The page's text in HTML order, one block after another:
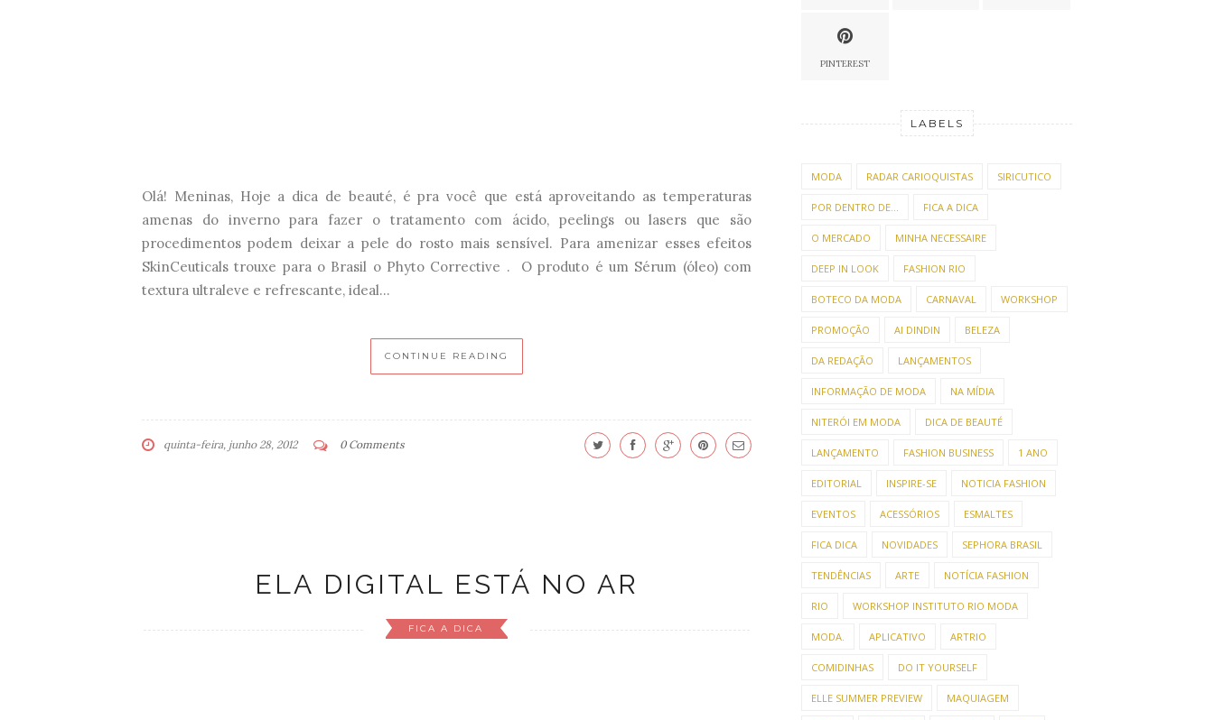
Olá! Meninas, Hoje a dica de beauté, é pra você que está aproveitando as temperaturas
amenas do inverno para fazer o tratamento com ácido, peelings ou lasers que são
procedimentos podem deixar a pele do rosto mais sensível. Para amenizar esses efeitos
SkinCeuticals trouxe para o Brasil o Phyto Corrective . O produto é um Sérum (óleo) com
textura ultraleve e refrescante, ideal...
CONTINUE READING
quinta-feira, junho 28, 2012 0 Comments
ELA DIGITAL ESTÁ NO AR
FICA A DICA
PINTEREST
LABELS
MODA RADAR CARIOQUISTAS SIRICUTICO
POR DENTRO DE... FICA A DICA
O MERCADO MINHA NECESSAIRE
DEEP IN LOOK FASHION RIO
BOTECO DA MODA CARNAVAL WORKSHOP
PROMOÇÃO AI DINDIN BELEZA
DA REDAÇÃO LANÇAMENTOS
INFORMAÇÃO DE MODA NA MÍDIA
NITERÓI EM MODA DICA DE BEAUTÉ
LANÇAMENTO FASHION BUSINESS 1 ANO
EDITORIAL INSPIRE-SE NOTICIA FASHION
EVENTOS ACESSÓRIOS ESMALTES
FICA DICA NOVIDADES SEPHORA BRASIL
TENDÊNCIAS ARTE NOTÍCIA FASHION
RIO WORKSHOP INSTITUTO RIO MODA
MODA. APLICATIVO ARTRIO
COMIDINHAS DO IT YOURSELF
ELLE SUMMER PREVIEW MAQUIAGEM